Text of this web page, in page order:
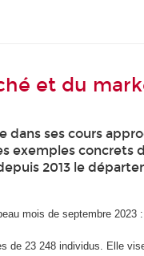
et du
dans ses cours
exemples concrets
2013 le
mois de septembre 2023 :
23 248 individus. Elle